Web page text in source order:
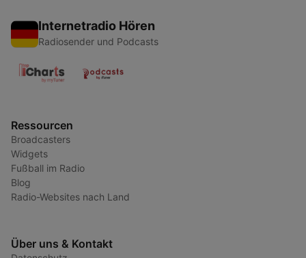
Internetradio Hören
Radiosender und Podcasts
Ressourcen
Broadcasters
Widgets
Fußball im Radio
Blog
Radio-Websites nach Land
Über uns & Kontakt